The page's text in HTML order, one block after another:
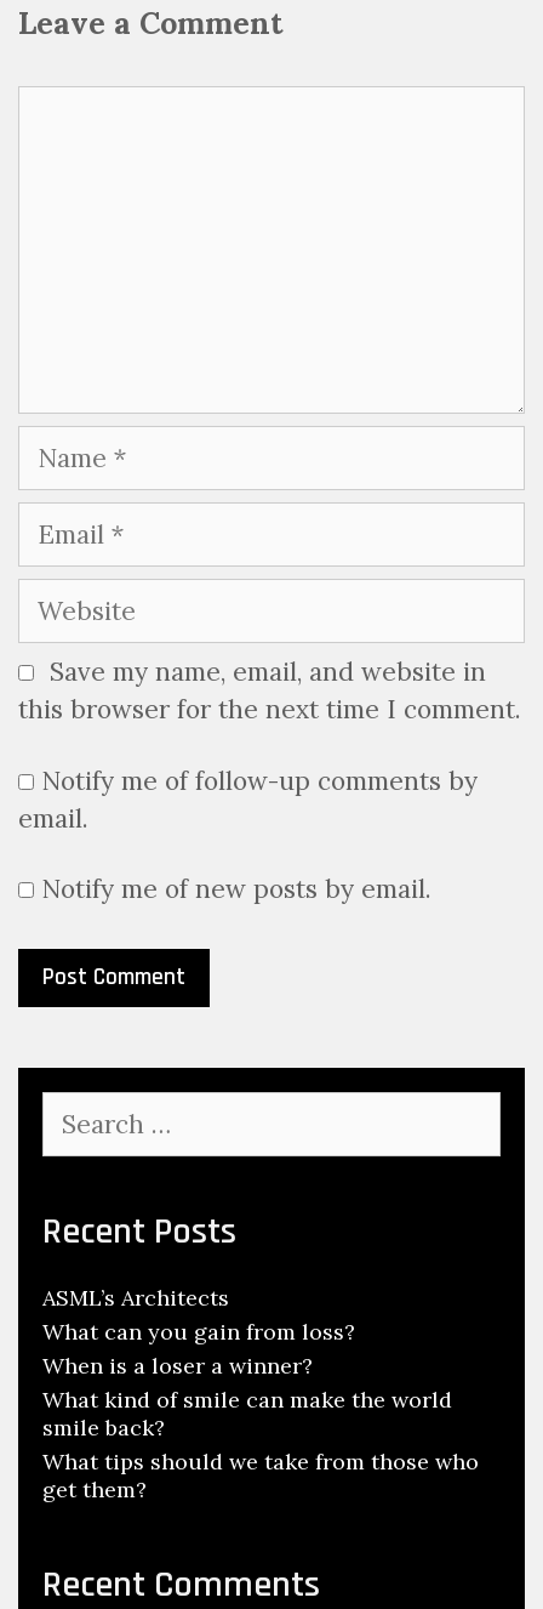
Leave a Comment
Name
Email
Website
Save my name, email, and website in
this browser for the next time I comment.
Notify me of follow-up comments by
email.
Notify me of new posts by email.
for:
Recent Posts
ASML’s Architects
What can you gain from loss?
When is a loser a winner?
What kind of smile can make the world
smile back?
What tips should we take from those who
get them?
Recent Comments